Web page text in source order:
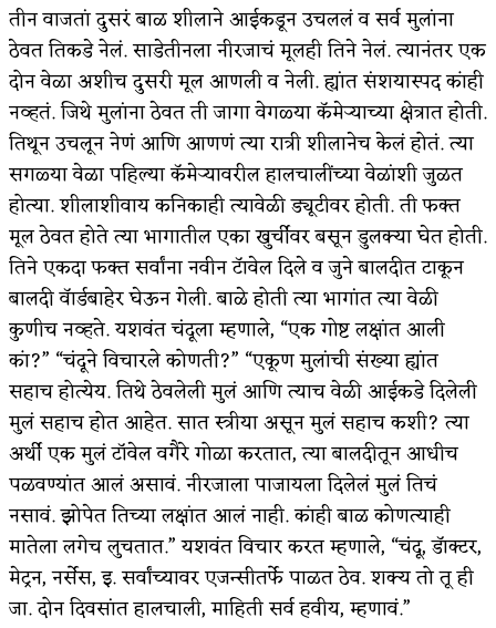
तीन वाजतां दुसरं बाळ शीलाने आईकडून उचललं व सर्व मुलांना
ठेवत तिकडे नेलं. साडेतीनला नीरजाचं मूलही तिने नेलं. त्यानंतर एक
दोन वेळा अशीच दुसरी मूल आणली व नेली. ह्यांत संशयास्पद कांही
नव्हतं. जिथे मुलांना ठेवत ती जागा वेगळ्या कॅमेऱ्याच्या क्षेत्रात होती.
तिथून उचलून नेणं आणि आणणं त्या रात्री शीलानेच केलं होतं. त्या
सगळ्या वेळा पहिल्या कॅमेऱ्यावरील हालचालींच्या वेळांशी जुळत
होत्या. शीलाशीवाय कनिकाही त्यावेळी ड्यूटीवर होती. ती फक्त
मूल ठेवत होते त्या भागातील एका खुर्चीवर बसून डुलक्या घेत होती.
तिने एकदा फक्त सर्वांना नवीन टॅावेल दिले व जुने बालदीत टाकून
बालदी वॅार्डबाहेर घेऊन गेली. बाळे होती त्या भागांत त्या वेळी
कुणीच नव्हते. यशवंत चंदूला म्हणाले, “एक गोष्ट लक्षांत आली
कां?” “चंदूने विचारले कोणती?” “एकूण मुलांची संख्या ह्यांत
सहाच होत्येय. तिथे ठेवलेली मुलं आणि त्याच वेळी आईकडे दिलेली
मुलं सहाच होत आहेत. सात स्त्रीया असून मुलं सहाच कशी? त्या
अर्थी एक मुलं टॉवेल वगैरे गोळा करतात, त्या बालदीतून आधीच
पळवण्यांत आलं असावं. नीरजाला पाजायला दिलेलं मुलं तिचं
नसावं. झोपेत तिच्या लक्षांत आलं नाही. कांही बाळ कोणत्याही
मातेला लगेच लुचतात.” यशवंत विचार करत म्हणाले, “चंदू, डॅाक्टर,
मेट्रन, नर्सेस, इ. सर्वांच्यावर एजन्सीतर्फे पाळत ठेव. शक्य तो तू ही
जा. दोन दिवसांत हालचाली, माहिती सर्व हवीय, म्हणावं.”